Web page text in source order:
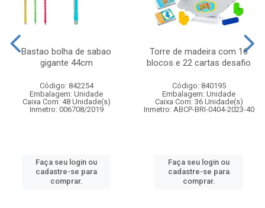
Bastao bolha de sabao
gigante 44cm
Código: 842254
Embalagem: Unidade
Caixa Com: 48 Unidade(s)
Inmetro: 006708/2019
Faça seu login ou
cadastre-se para
comprar.
Torre de madeira com 16
blocos e 22 cartas desafio
Código: 840195
Embalagem: Unidade
Caixa Com: 36 Unidade(s)
Inmetro: ABCP-BRI-0404-2023-40
Faça seu login ou
cadastre-se para
comprar.